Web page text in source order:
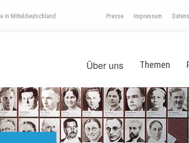
in Mitteldeutschland Presse Impressum
Über uns Themen